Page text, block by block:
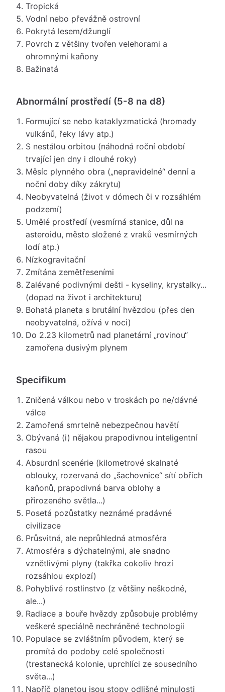
Tropická
Vodní nebo převážně ostrovní
Pokrytá lesem/džunglí
Povrch z většiny tvořen velehorami a
ohromnými kaňony
Bažinatá
Abnormální prostředí (5-8 na d8)
Formující se nebo kataklyzmatická (hromady
vulkánů, řeky lávy atp.)
S nestálou orbitou (náhodná roční období
trvající jen dny i dlouhé roky)
Měsíc plynného obra („nepravidelné“ denní a
noční doby díky zákrytu)
Neobyvatelná (život v dómech či v rozsáhlém
podzemí)
Umělé prostředí (vesmírná stanice, důl na
asteroidu, město složené z vraků vesmírných
lodí atp.)
Nízkogravitační
Zmítána zemětřeseními
Zalévané podivnými dešti - kyseliny, krystalky...
(dopad na život i architekturu)
Bohatá planeta s brutální hvězdou (přes den
neobyvatelná, ožívá v noci)
Do 2.23 kilometrů nad planetární „rovinou“
zamořena dusivým plynem
Specifikum
Zničená válkou nebo v troskách po ne/dávné
válce
Zamořená smrtelně nebezpečnou havětí
Obývaná (i) nějakou prapodivnou inteligentní
rasou
Absurdní scenérie (kilometrové skalnaté
oblouky, rozervaná do „šachovnice“ sítí obřích
kaňonů, prapodivná barva oblohy a
přirozeného světla...)
Posetá pozůstatky neznámé pradávné
civilizace
Průsvitná, ale neprůhledná atmosféra
Atmosféra s dýchatelnými, ale snadno
vznětlivými plyny (takřka cokoliv hrozí
rozsáhlou explozí)
Pohyblivé rostlinstvo (z většiny neškodné,
ale...)
Radiace a bouře hvězdy způsobuje problémy
veškeré speciálně nechráněné technologii
Populace se zvláštním původem, který se
promítá do podoby celé společnosti
(trestanecká kolonie, uprchlíci ze sousedního
světa...)
Napříč planetou jsou stopy odlišné minulosti